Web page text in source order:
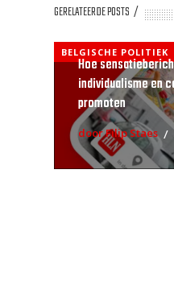
GERELATEERDE POSTS
BELGISCHE POLITIEK
Hoe
individualisme en
promoten
door Filip Staes